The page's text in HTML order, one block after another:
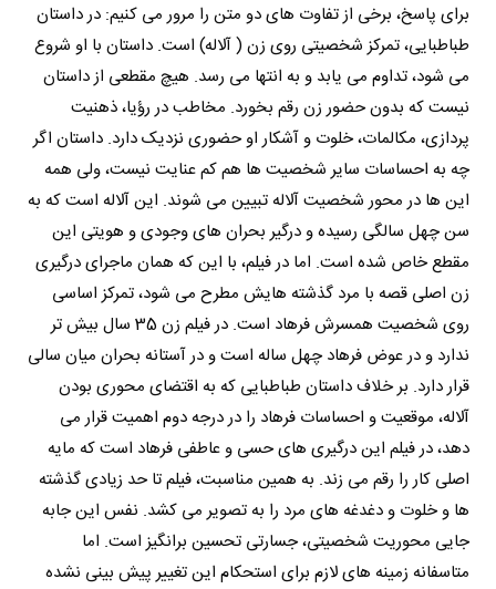
برای پاسخ، برخی از تفاوت های دو متن را مرور می کنیم: در داستان
طباطبایی، تمرکز شخصیتی روی زن ( آلاله) است. داستان با او شروع
می شود، تداوم می یابد و به انتها می رسد. هیچ مقطعی از داستان
نیست که بدون حضور زن رقم بخورد. مخاطب در رؤیا، ذهنیت
پردازی، مکالمات، خلوت و آشکار او حضوری نزدیک دارد. داستان اگر
چه به احساسات سایر شخصیت ها هم کم عنایت نیست، ولی همه
این ها در محور شخصیت آلاله تبیین می شوند. این آلاله است که به
سن چهل سالگی رسیده و درگیر بحران های وجودی و هویتی این
مقطع خاص شده است. اما در فیلم، با این که همان ماجرای درگیری
زن اصلی قصه با مرد گذشته هایش مطرح می شود، تمرکز اساسی
روی شخصیت همسرش فرهاد است. در فیلم زن 35 سال بیش تر
ندارد و در عوض فرهاد چهل ساله است و در آستانه بحران میان سالی
قرار دارد. بر خلاف داستان طباطبایی که به اقتضای محوری بودن
آلاله، موقعیت و احساسات فرهاد را در درجه دوم اهمیت قرار می
دهد، در فیلم این درگیری های حسی و عاطفی فرهاد است که مایه
اصلی کار را رقم می زند. به همین مناسبت، فیلم تا حد زیادی گذشته
ها و خلوت و دغدغه های مرد را به تصویر می کشد. نفس این جابه
جایی محوریت شخصیتی، جسارتی تحسین برانگیز است. اما
متاسفانه زمینه های لازم برای استحکام این تغییر پیش بینی نشده